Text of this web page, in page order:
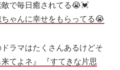
で毎日癒されてる😭💓
ゃんに幸せをもらってる😭
ラマはたくさんあるけどそ
来てよネ』 『すてき な 片思